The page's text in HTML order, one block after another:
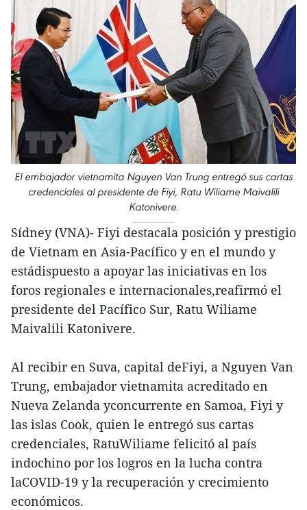
El embajador vietnamita Nguyen Van Trung entregó sus cartas
credenciales al presidente de Fiyi, Ratu Wiliame Maivalili
Katonivere.
Sídney (VNA)- Fiyi destacala posición y prestigio
de Vietnam en Asia-Pacífico y en el mundo y
estádispuesto a apoyar las iniciativas en los
foros regionales e internacionales,reafirmó el
presidente del Pacífico Sur, Ratu Wiliame
Maivalili Katonivere.
Al recibir en Suva, capital deFiyi, a Nguyen Van
Trung, embajador vietnamita acreditado en
Nueva Zelanda yconcurrente en Samoa, Fiyi y
las islas Cook, quien le entregó sus cartas
credenciales, RatuWiliame felicitó al país
indochino por los logros en la lucha contra
laCOVID-19 y la recuperación y crecimiento
económicos.